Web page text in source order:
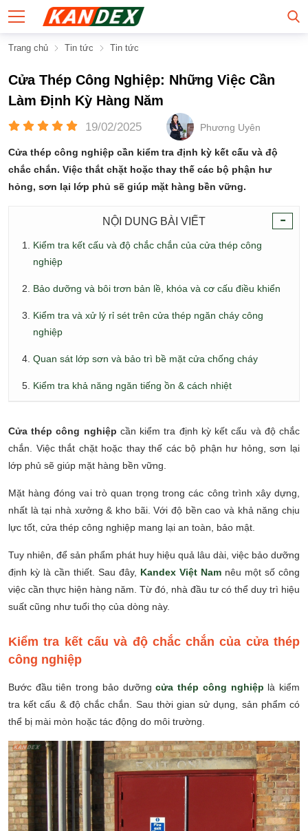
Trang chủ Tin tức Tin tức
Cửa Thép Công Nghiệp: Những Việc Cần
Làm Định Kỳ Hàng Năm
19/02/2025 Phương Uyên
Cửa thép công nghiệp cần kiểm tra định kỳ kết cấu và độ
chắc chắn. Việc thắt chặt hoặc thay thế các bộ phận hư
hỏng, sơn lại lớp phủ sẽ giúp mặt hàng bền vững.
-
NỘI DUNG BÀI VIẾT
Kiểm tra kết cấu và độ chắc chắn của cửa thép công
nghiệp
Bảo dưỡng và bôi trơn bản lề, khóa và cơ cấu điều khiển
Kiểm tra và xử lý rỉ sét trên cửa thép ngăn cháy công
nghiệp
Quan sát lớp sơn và bảo trì bề mặt cửa chống cháy
Kiểm tra khả năng ngăn tiếng ồn & cách nhiệt
Cửa thép công nghiệp cần kiểm tra định kỳ kết cấu và độ chắc
chắn. Việc thắt chặt hoặc thay thế các bộ phận hư hỏng, sơn lại
lớp phủ sẽ giúp mặt hàng bền vững.
Mặt hàng đóng vai trò quan trọng trong các công trình xây dựng,
nhất là tại nhà xưởng & kho bãi. Với độ bền cao và khả năng chịu
lực tốt, cửa thép công nghiệp mang lại an toàn, bảo mật.
Tuy nhiên, để sản phẩm phát huy hiệu quả lâu dài, việc bảo dưỡng
định kỳ là cần thiết. Sau đây, Kandex Việt Nam nêu một số công
việc cần thực hiện hàng năm. Từ đó, nhà đầu tư có thể duy trì hiệu
suất cũng như tuổi thọ của dòng này.
Kiểm tra kết cấu và độ chắc chắn của cửa thép
công nghiệp
Bước đầu tiên trong bảo dưỡngcửa thép công nghiệp là kiểm
tra kết cấu & độ chắc chắn. Sau thời gian sử dụng, sản phẩm có
thể bị mài mòn hoặc tác động do môi trường.